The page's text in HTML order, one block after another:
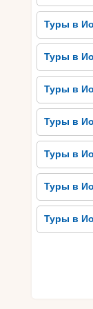
в 6 веке,
и других
Хадра,
которых
Кардо
мозаики.
Святого
Туры в
Туры в
Туры в
Туры в
Туры в
Туры в
Туры в